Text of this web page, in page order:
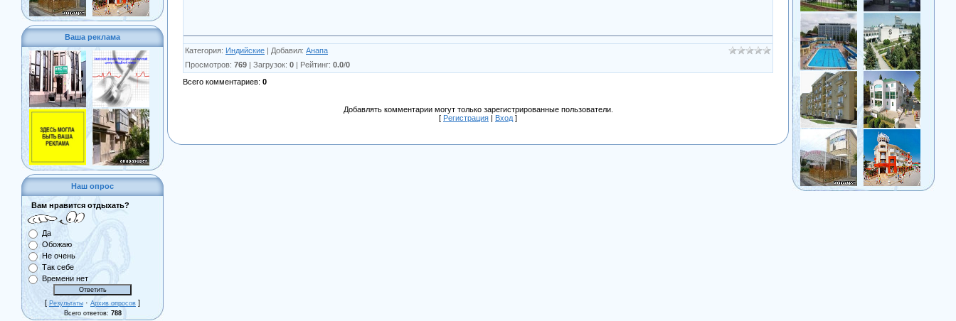
Ваша реклама
Наш опрос
Вам нравится отдыхать?
Да
Обожаю
Не очень
Так себе
Времени нет
[ Результаты · Архив опросов ]
Всего ответов: 788
Категория: Индийские | Добавил: Анапа
Просмотров: 769 | Загрузок: 0 | Рейтинг: 0.0/0
Всего комментариев: 0
Добавлять комментарии могут только зарегистрированные пользователи.
[ Регистрация | Вход ]